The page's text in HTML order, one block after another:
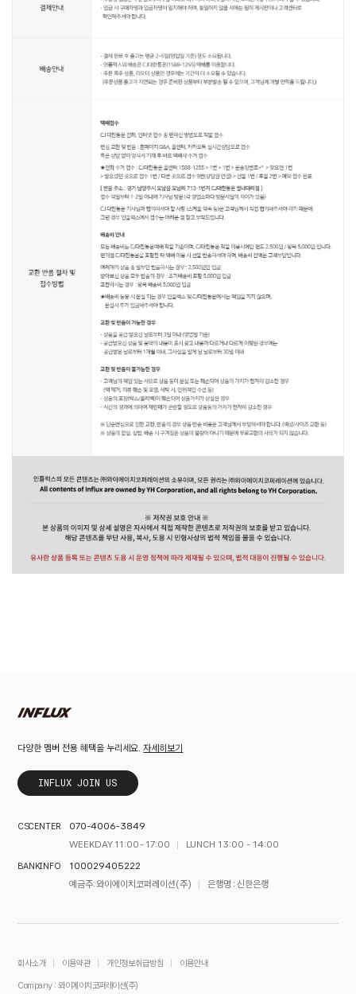
다양한 멤버 전용 혜택을 누리세요.자세히보기
INFLUX JOIN US
CS CENTER
070-4006-3849
WEEKDAY 11:00 - 17:00
LUNCH 13:00 - 14:00
BANK INFO
100029405222
예금주 : 와이에이치코퍼레이션(주)
은행명 : 신한은행
회사소개 이용약관 개인정보취급방침 이용안내
Company : 와이에이치코퍼레이션(주)